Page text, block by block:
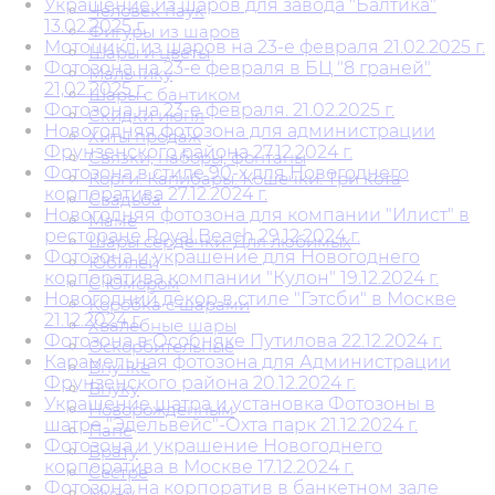
Человек паук
Фигуры из шаров
Шары и цветы
Мальчику
Шары с бантиком
Скидки июня
Хиты продаж
Связки, наборы, фонтаны
Корги. Капибары. Кошечки. Три кота
Свадьба
Маме
Шары сердечки. Для любимых
Юбилей
С Юмором
Коробка с шарами
Хвалебные шары
Оскорбительные
Внучке
Внуку
Новорожденным
Папе
Брату
Сестре
Украшение из шаров для завода "Балтика"
13.02.2025 г.
Мотоцикл из шаров на 23-е февраля 21.02.2025 г.
Фотозона на 23-е февраля в БЦ "8 граней"
21,02.2025 г.
Фотозона на 23-е февраля. 21.02.2025 г.
Новогодняя фотозона для администрации
Фрунзенского района 27.12.2024 г.
Фотозона в стиле 90-х для Новогоднего
корпоратива 27.12.2024 г.
Новогодняя фотозона для компании "Илист" в
ресторане Royal Beach 29.12.2024 г.
Фотозона и украшение для Новогоднего
корпоратива компании "Кулон" 19.12.2024 г.
Новогодний декор в стиле "Гэтсби" в Москве
21.12.2024 г.
Фотозона в Особняке Путилова 22.12.2024 г.
Карамельная фотозона для Администрации
Фрунзенского района 20.12.2024 г.
Украшение шатра и установка Фотозоны в
шатре "Эдельвейс"-Охта парк 21.12.2024 г.
Фотозона и украшение Новогоднего
корпоратива в Москве 17.12.2024 г.
Фотозона на корпоратив в банкетном зале